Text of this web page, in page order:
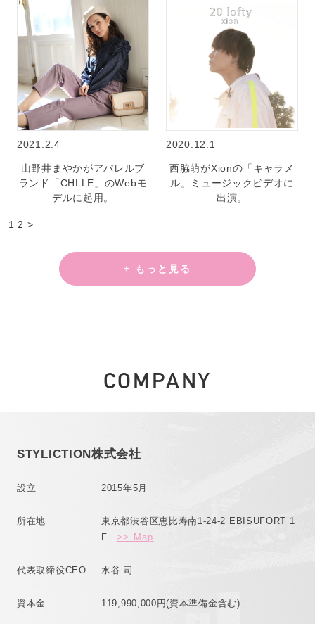
2021.2.4
山野井まやかがアパレルブ
ランド「CHLLE」のWebモ
デルに起用。
2020.12.1
西脇萌がXionの「キャラメ
ル」ミュージックビデオに
出演。
1 2 >
+ もっと見る
COMPANY
STYLICTION株式会社
設立 2015年5月
所在地
東京都渋谷区恵比寿南1-24-2 EBISUFORT 1
F
>> Map
代表取締役CEO 水谷 司
資本金 119,990,000円(資本準備金含む)